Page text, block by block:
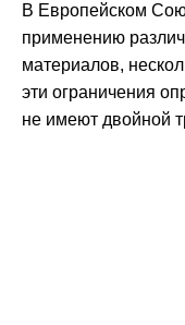
В Европейском
применению
материалов,
эти ограничения
не имеют двойной